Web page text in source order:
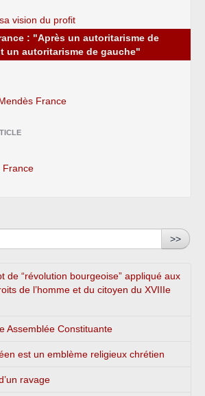
vision du profit
: "Après un autoritarisme de
un autoritarisme de gauche"
France
France
>>
de “révolution bourgeoise” appliqué aux
de l’homme et du citoyen du XVIIIe
Assemblée Constituante
est un emblème religieux chrétien
ravage